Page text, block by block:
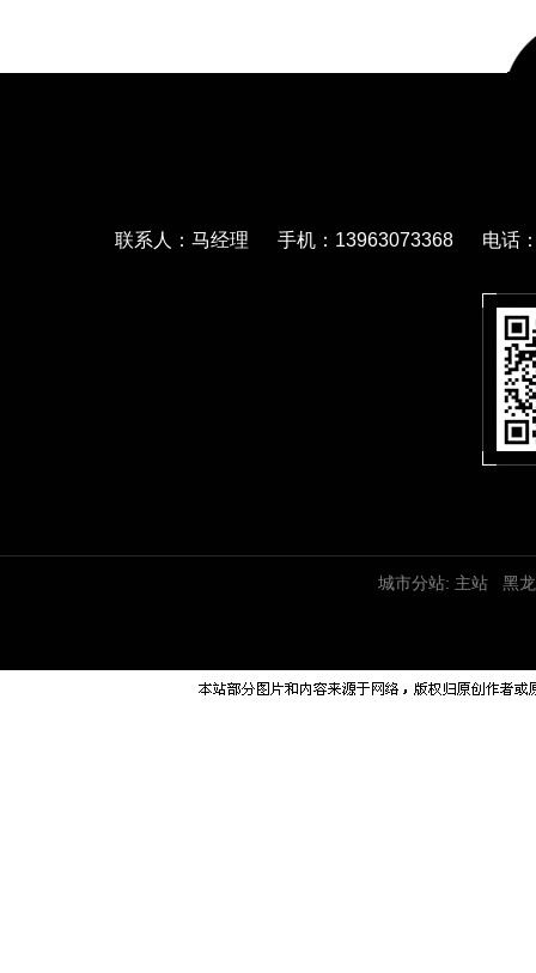
联系人：马经理 手机：13963073368 电话
城市分站: 主站 黑